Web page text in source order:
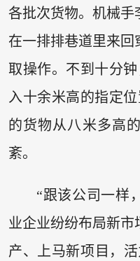
各批次货物。机械手
在一排排巷道里来
取操作。不到十分
入十余米高的指定
的货物从八米多高
紊。
“跟该公司一样
业企业纷纷布局新
产、上马新项目，